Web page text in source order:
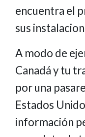
encuentra el
sus
A modo de
Canadá y tu
por una
Estados
información